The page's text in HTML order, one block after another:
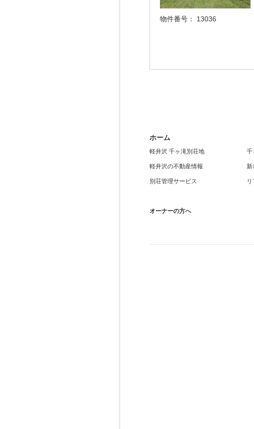
物件番号： 13036
ホーム
軽井沢 千ヶ滝別荘地 千
軽井沢の不動産情報 新
別荘管理サービス
オーナーの方へ